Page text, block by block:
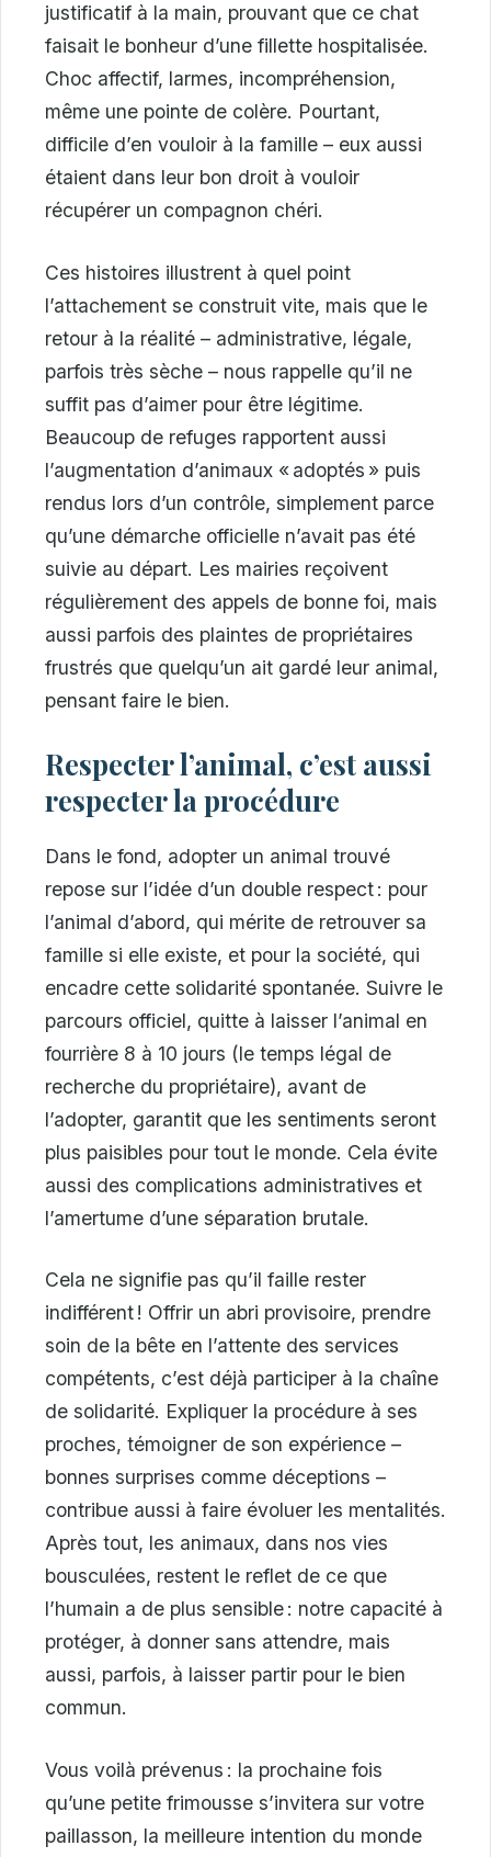
justificatif à la main, prouvant que ce chat
faisait le bonheur d’une fillette hospitalisée.
Choc affectif, larmes, incompréhension,
même une pointe de colère. Pourtant,
difficile d’en vouloir à la famille – eux aussi
étaient dans leur bon droit à vouloir
récupérer un compagnon chéri.
Ces histoires illustrent à quel point
l’attachement se construit vite, mais que le
retour à la réalité – administrative, légale,
parfois très sèche – nous rappelle qu’il ne
suffit pas d’aimer pour être légitime.
Beaucoup de refuges rapportent aussi
l’augmentation d’animaux « adoptés » puis
rendus lors d’un contrôle, simplement parce
qu’une démarche officielle n’avait pas été
suivie au départ. Les mairies reçoivent
régulièrement des appels de bonne foi, mais
aussi parfois des plaintes de propriétaires
frustrés que quelqu’un ait gardé leur animal,
pensant faire le bien.
Respecter l’animal, c’est aussi
respecter la procédure
Dans le fond, adopter un animal trouvé
repose sur l’idée d’un double respect : pour
l’animal d’abord, qui mérite de retrouver sa
famille si elle existe, et pour la société, qui
encadre cette solidarité spontanée. Suivre le
parcours officiel, quitte à laisser l’animal en
fourrière 8 à 10 jours (le temps légal de
recherche du propriétaire), avant de
l’adopter, garantit que les sentiments seront
plus paisibles pour tout le monde. Cela évite
aussi des complications administratives et
l’amertume d’une séparation brutale.
Cela ne signifie pas qu’il faille rester
indifférent ! Offrir un abri provisoire, prendre
soin de la bête en l’attente des services
compétents, c’est déjà participer à la chaîne
de solidarité. Expliquer la procédure à ses
proches, témoigner de son expérience –
bonnes surprises comme déceptions –
contribue aussi à faire évoluer les mentalités.
Après tout, les animaux, dans nos vies
bousculées, restent le reflet de ce que
l’humain a de plus sensible : notre capacité à
protéger, à donner sans attendre, mais
aussi, parfois, à laisser partir pour le bien
commun.
Vous voilà prévenus : la prochaine fois
qu’une petite frimousse s’invitera sur votre
paillasson, la meilleure intention du monde